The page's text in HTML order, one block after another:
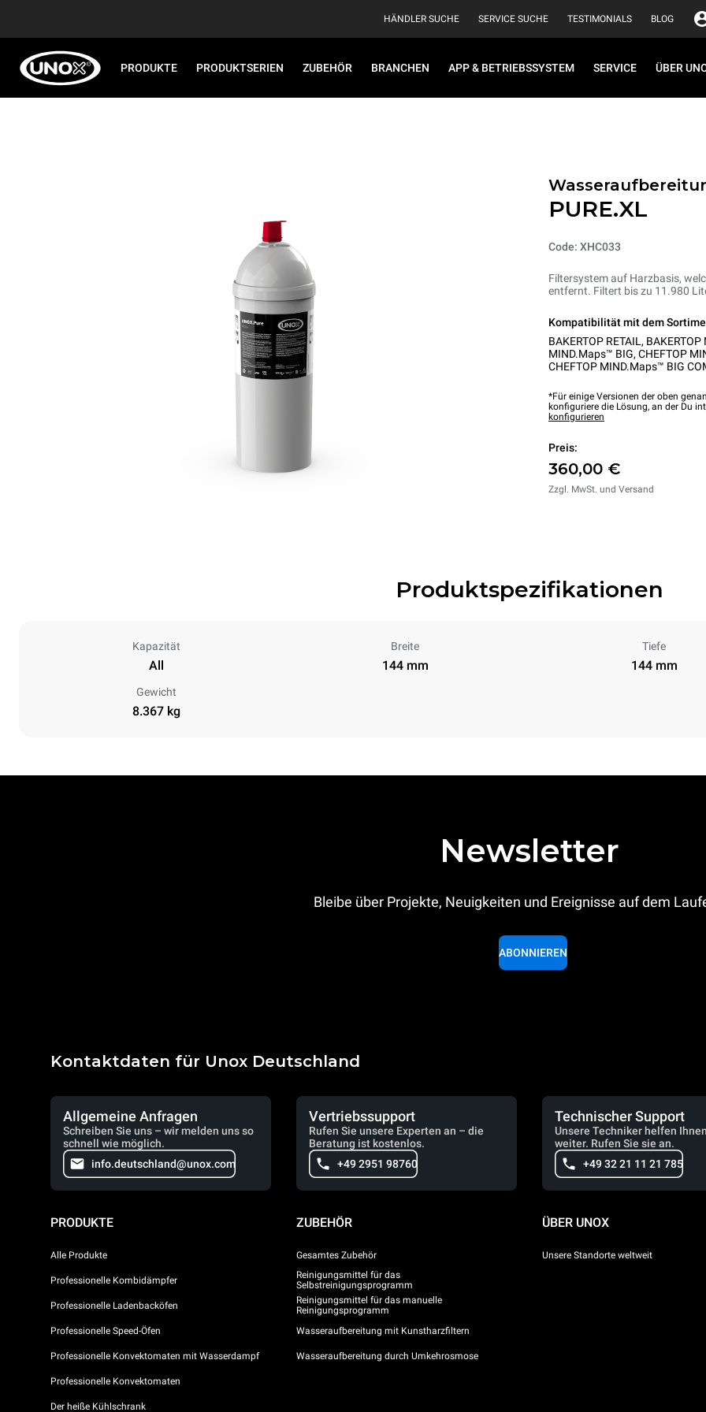
HÄNDLER SUCHE SERVICE SUCHE TESTIMONIALS BLOG
PRODUKTE PRODUKTSERIEN ZUBEHÖR BRANCHEN APP & BETRIEBSSYSTEM SERVICE ÜBER
PURE.XL
Code: XHC033
Filtersystem auf Harzbasis,
entfernt. Filtert bis zu 11.980
Kompatibilität mit dem
BAKERTOP RETAIL , BAKERTOP
MIND.Maps™ BIG, CHEFTOP
CHEFTOP MIND.Maps™ BIG
*Für einige Versionen der oben
konfiguriere die Lösung, an der Du
konfigurieren
Preis:
360,00 €
Zzgl. MwSt. und Versand
Produktspezifikationen
Kapazität
All
Breite
144 mm
Tiefe
144 mm
Gewicht
8.367 kg
Newsletter
Bleibe über Projekte, Neuigkeiten und Ereignisse auf dem
ABONNIEREN
Kontaktdaten für Unox Deutschland
Allgemeine Anfragen
Schreiben Sie uns – wir melden uns so
schnell wie möglich.
info.deutschland@unox.com
Vertriebssupport
Rufen Sie unsere Experten an – die
Beratung ist kostenlos.
+49 2951 98760
Technischer Support
Unsere Techniker helfen
weiter. Rufen Sie sie an.
+49 32 21 11 21 785
PRODUKTE
Alle Produkte
Professionelle Kombidämpfer
Professionelle Ladenbacköfen
Professionelle Speed-Öfen
Professionelle Konvektomaten mit Wasserdampf
Professionelle Konvektomaten
Der heiße Kühlschrank
ZUBEHÖR
Gesamtes Zubehör
Reinigungsmittel für das
Selbstreinigungsprogramm
Reinigungsmittel für das manuelle
Reinigungsprogramm
Wasseraufbereitung mit Kunstharzfiltern
Wasseraufbereitung durch Umkehrosmose
ÜBER UNOX
Unsere Standorte weltweit